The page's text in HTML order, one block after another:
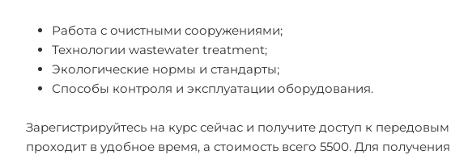
Работа с очистными сооружениями;
Технологии wastewater treatment;
Экологические нормы и стандарты;
Способы контроля и эксплуатации оборудования.
Зарегистрируйтесь на курс сейчас и получите доступ к
проходит в удобное время, а стоимость всего 5500. Для